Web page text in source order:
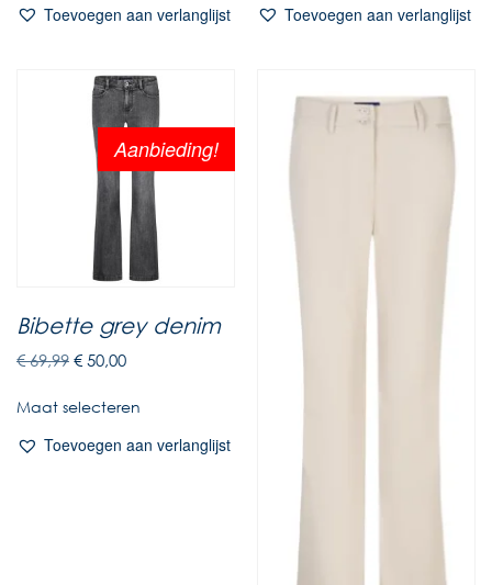
Toevoegen aan verlanglijst Toevoegen aan verlanglijst
Aanbieding!
Bibette grey denim
€69,99 €50,00
Maat selecteren
Toevoegen aan verlanglijst